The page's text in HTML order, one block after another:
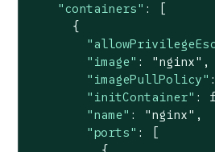
"containers" : [
      {
"image" : "nginx" ,
"imagePullPolicy"
"initContainer" :
"name" : "nginx" ,
"ports" : [